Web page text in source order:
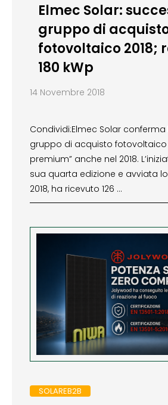
Elmec Solar:
gruppo di
fotovoltaico 2018;
180 kWp
14 Novembre 2018
Condividi:Elmec Solar conferma
gruppo di acquisto fotovoltaico
premium” anche nel 2018.
sua quarta edizione e avviata
2018, ha ricevuto 126 …
SOLAREB2B